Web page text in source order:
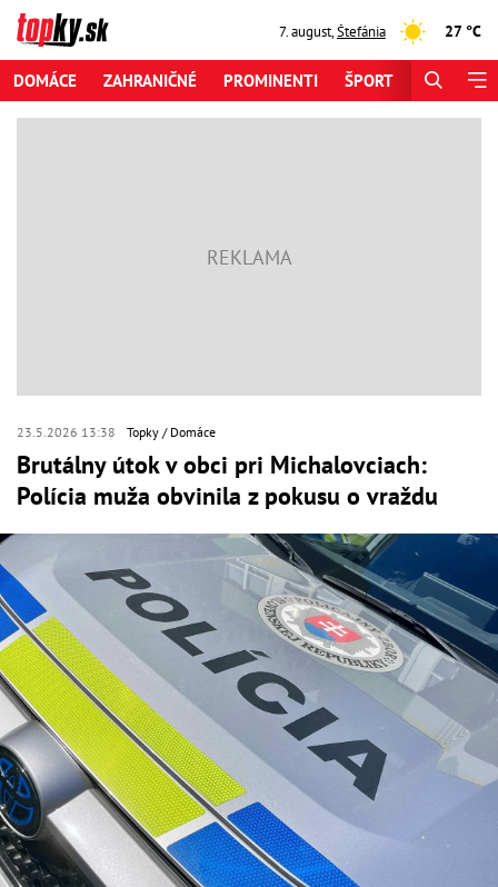
7. august,Štefánia 27 °C
DOMÁCE ZAHRANIČNÉ PROMINENTI ŠPORT
23.5.2026 13:38 Topky Domáce
Brutálny útok v obci pri Michalovciach:
Polícia muža obvinila z pokusu o vraždu